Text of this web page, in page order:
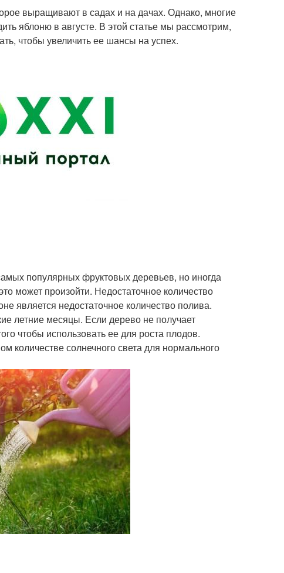
выращивают в садах и на дачах. Однако, многие
яблоню в августе. В этой статье мы рассмотрим,
чтобы увеличить ее шансы на успех.
популярных фруктовых деревьев, но иногда
может произойти. Недостаточное количество
является недостаточное количество полива.
летние месяцы. Если дерево не получает
чтобы использовать ее для роста плодов.
количестве солнечного света для нормального